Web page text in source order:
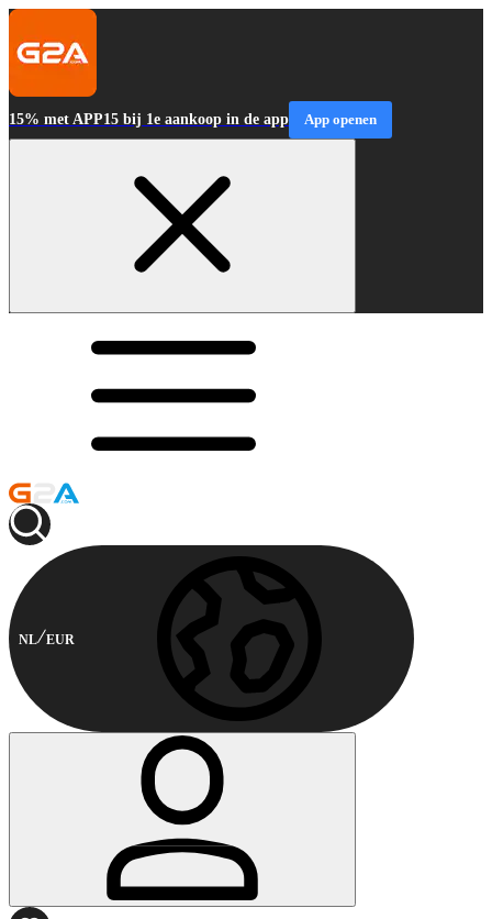
15% met APP15 bij 1e aankoop in de app App openen
NL EUR